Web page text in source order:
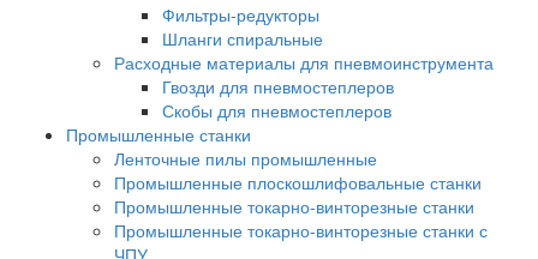
Фильтры-редукторы
Шланги спиральные
Расходные материалы для пневмоинструмента
Гвозди для пневмостеплеров
Скобы для пневмостеплеров
Промышленные станки
Ленточные пилы промышленные
Промышленные плоскошлифовальные станки
Промышленные токарно-винторезные станки
Промышленные токарно-винторезные станки с
ЧПУ